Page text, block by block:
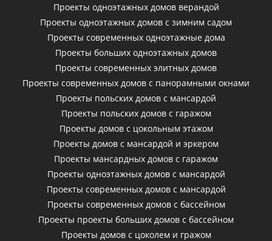
Проекты одноэтажных домов верандой
Проекты одноэтажных домов с зимним садом
Проекты современных одноэтажные дома
Проекты больших одноэтажных домов
Проекты современных элитных домов
Проекты современных домов с панорамными окнами
Проекты польских домов с мансардой
Проекты польских домов с гаражом
Проекты домов с цокольным этажом
Проекты домов с мансардой и эркером
Проекты мансардных домов с гаражом
Проекты одноэтажных домов с мансардой
Проекты современных домов с мансардой
Проекты современных домов с бассейном
Проекты проекты больших домов с бассейном
Проекты домов с цоколем и гражом